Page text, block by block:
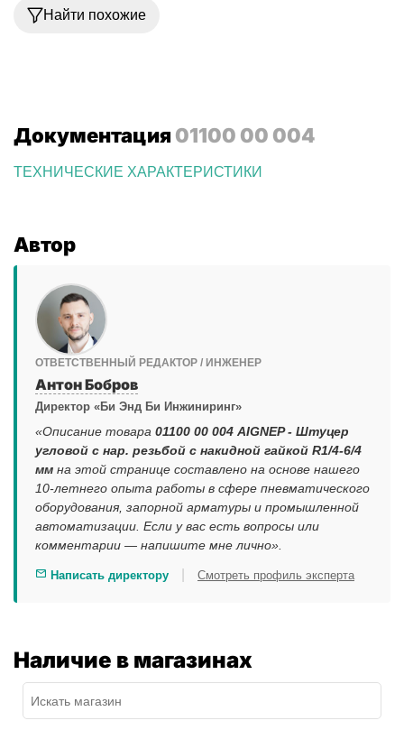
Найти похожие
Документация 01100 00 004
ТЕХНИЧЕСКИЕ ХАРАКТЕРИСТИКИ
Автор
ОТВЕТСТВЕННЫЙ РЕДАКТОР / ИНЖЕНЕР
Антон Бобров
Директор «Би Энд Би Инжиниринг»
«Описание товара 01100 00 004 AIGNEP - Штуцер
угловой с нар. резьбой с накидной гайкой R1/4-6/4
мм на этой странице составлено на основе нашего
10-летнего опыта работы в сфере пневматического
оборудования, запорной арматуры и промышленной
автоматизации. Если у вас есть вопросы или
комментарии — напишите мне лично».
Написать директору Смотреть профиль эксперта
Наличие в магазинах